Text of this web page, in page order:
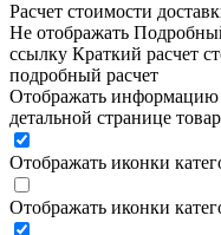
Расчет стоимости
Не отображать
ссылку Краткий расчет
подробный расчет
Отображать информацию
детальной странице
Отображать иконки
Отображать иконки